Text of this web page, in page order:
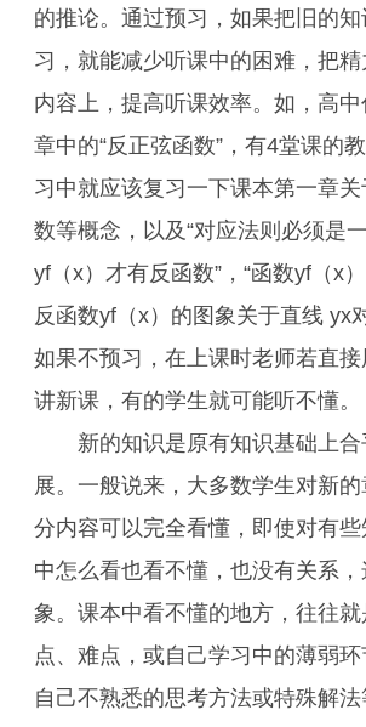
的推论。通过预习，如果把旧的
习，就能减少听课中的困难，把
内容上，提高听课效率。如，高中
章中的“反正弦函数”，有4堂课的
习中就应该复习一下课本第一章
数等概念，以及“对应法则必须是
yf（x）才有反函数”，“函数yf（x
反函数yf（x）的图象关于直线 yx
如果不预习，在上课时老师若直
讲新课，有的学生就可能听不懂。
新的知识是原有知识基础上合
展。一般说来，大多数学生对新
分内容可以完全看懂，即使对有些
中怎么看也看不懂，也没有关系
象。课本中看不懂的地方，往往
点、难点，或自己学习中的薄弱
自己不熟悉的思考方法或特殊解